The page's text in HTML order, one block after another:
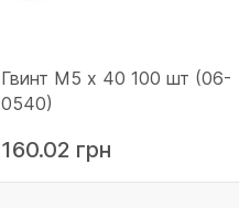
Гвинт М5 х 40 100 шт (06-
0540)
160.02 грн